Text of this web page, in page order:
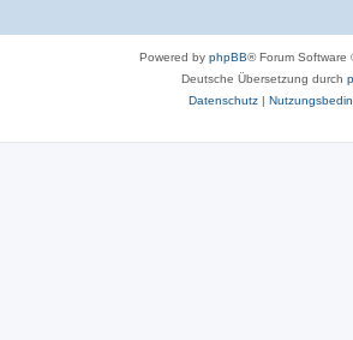
Powered by phpBB® Forum Software
Deutsche Übersetzung durch
Datenschutz|